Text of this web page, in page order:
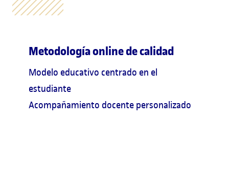
Metodología online de calidad
Modelo educativo centrado en el
estudiante
Acompañamiento docente personalizado